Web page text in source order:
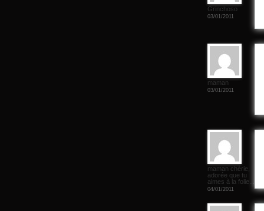
Grinchoso
03/01/2011
maman
03/01/2011
maman chérie,
adorée que tu
aimes à la folie...
04/01/2011